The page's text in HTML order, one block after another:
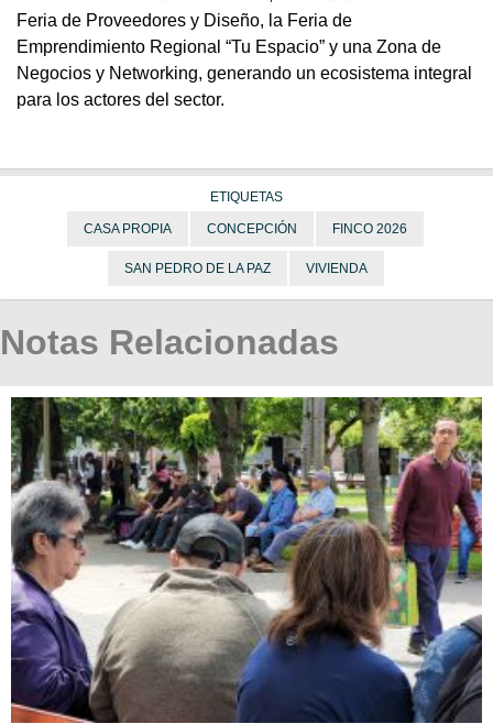
Feria de Proveedores y Diseño, la Feria de
Emprendimiento Regional “Tu Espacio” y una Zona de
Negocios y Networking, generando un ecosistema integral
para los actores del sector.
ETIQUETAS
CASA PROPIA CONCEPCIÓN FINCO 2026
SAN PEDRO DE LA PAZ VIVIENDA
Notas Relacionadas